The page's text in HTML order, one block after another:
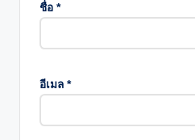
ชื่อ *
อีเมล *